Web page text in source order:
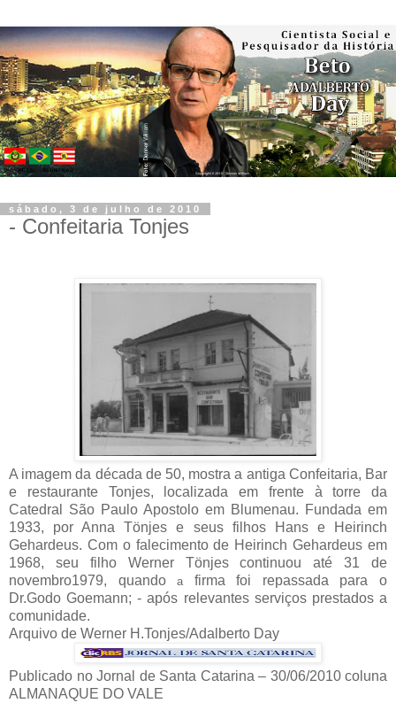
sábado, 3 de julho de 2010
- Confeitaria Tonjes
A imagem da década de 50, mostra a antiga Confeitaria, Bar
e restaurante Tonjes, localizada em frente à torre da
Catedral São Paulo Apostolo em Blumenau. Fundada em
1933, por Anna Tönjes e seus filhos Hans e Heirinch
Gehardeus. Com o falecimento de Heirinch Gehardeus em
1968, seu filho Werner Tönjes continuou até 31 de
novembro1979, quandoa firma foi repassada para o
Dr.Godo Goemann; -após relevantes serviços prestados a
comunidade.
Arquivo de Werner H.Tonjes/Adalberto Day
Publicado no Jornal de Santa Catarina – 30/06/2010 coluna
ALMANAQUE DO VALE